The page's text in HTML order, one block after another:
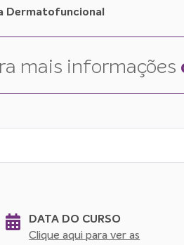
Dermatofuncional
mais informações
DATA DO CURSO
Clique aqui para ver as